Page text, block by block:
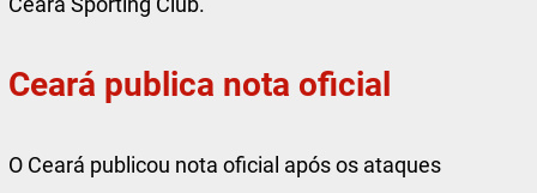
Ceará publica nota oficial
O Ceará publicou nota oficial após os ataques